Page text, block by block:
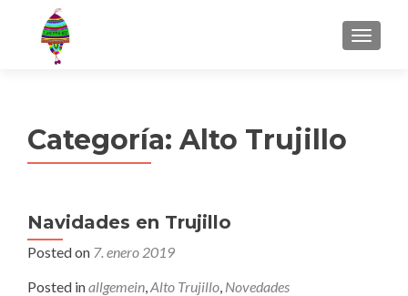
MENU
Categoría: Alto Trujillo
Navidades en Trujillo
Posted on 7. enero 2019
Posted inallgemein,Alto Trujillo, Novedades